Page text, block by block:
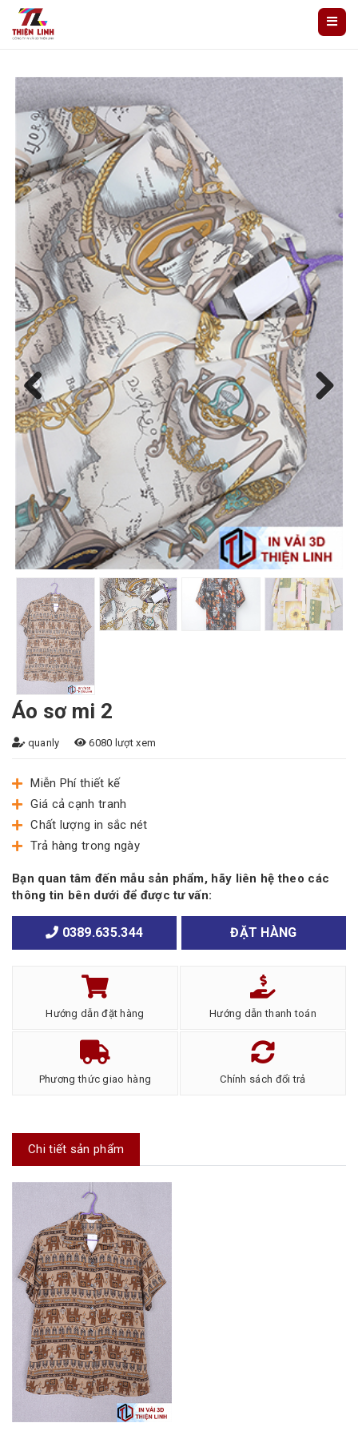
Previous Next
Áo sơ mi 2
quanly 6080 lượt xem
Miễn Phí thiết kế
Giá cả cạnh tranh
Chất lượng in sắc nét
Trả hàng trong ngày
Bạn quan tâm đến mẫu sản phẩm, hãy liên hệ theo các
thông tin bên dưới để được tư vấn:
0389.635.344 ĐẶT HÀNG
Hướng dẫn đặt hàng Hướng dẫn thanh toán
Phương thức giao hàng Chính sách đổi trả
Chi tiết sản phẩm